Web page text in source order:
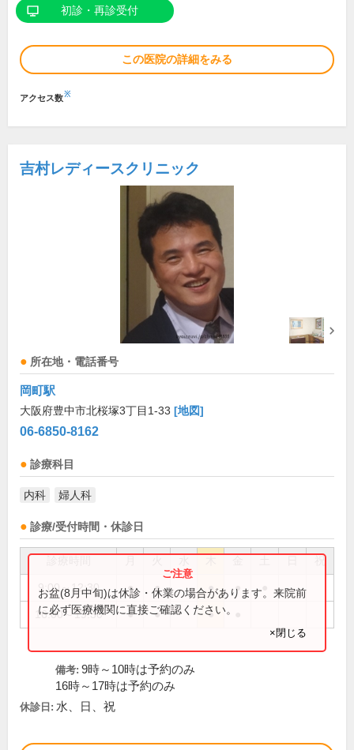
初診・再診受付
この医院の詳細をみる
アクセス数※
吉村レディースクリニック
所在地・電話番号
岡町駅
大阪府豊中市北桜塚3丁目1-33 [地図]
06-6850-8162
診療科目
内科 婦人科
診療/受付時間・休診日
祝
9:00～12:30 ● ● ● ●
16:00～19:30 ● ● ●
お盆(8月中旬)は休診・休業の場合があります。来院前
に必ず医療機関に直接ご確認ください。
×閉じる
備考: 9時～10時は予約のみ
16時～17時は予約のみ
休診日: 水、日、祝